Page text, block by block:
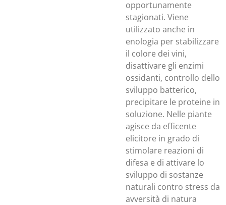
opportunamente
stagionati. Viene
utilizzato anche in
enologia per stabilizzare
il colore dei vini,
disattivare gli enzimi
ossidanti, controllo dello
sviluppo batterico,
precipitare le proteine in
soluzione. Nelle piante
agisce da efficente
elicitore in grado di
stimolare reazioni di
difesa e di attivare lo
sviluppo di sostanze
naturali contro stress da
avversità di natura